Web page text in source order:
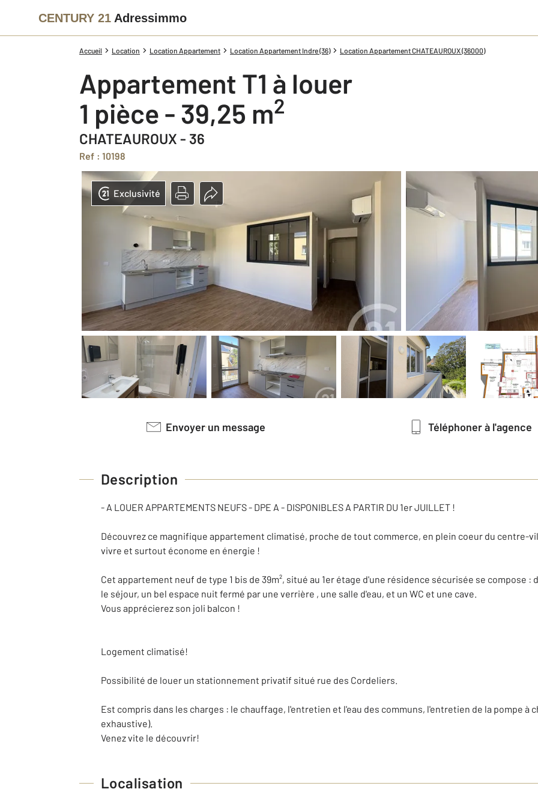
CENTURY 21 Adressimmo
Accueil Location Location Appartement Location Appartement Indre (36) Location Appartement CHATEAUROUX (36000)
Appartement T1 à louer
1 pièce - 39,25 m2
CHATEAUROUX - 36
Ref : 10198
Exclusivité
Envoyer un message Téléphoner à l'agence
Description
- A LOUER APPARTEMENTS NEUFS - DPE A - DISPONIBLES A PARTIR DU 1er JUILLET !
Découvrez ce magnifique appartement climatisé, proche de tout commerce, en plein coeur du centre-
vivre et surtout économe en énergie !
Cet appartement neuf de type 1 bis de 39m², situé au 1er étage d'une résidence sécurisée se compose
le séjour, un bel espace nuit fermé par une verrière , une salle d'eau, et un WC et une cave.
Vous apprécierez son joli balcon !
Logement climatisé!
Possibilité de louer un stationnement privatif situé rue des Cordeliers.
Est compris dans les charges : le chauffage, l'entretien et l'eau des communs, l'entretien de la pompe à
exhaustive).
Venez vite le découvrir!
Localisation